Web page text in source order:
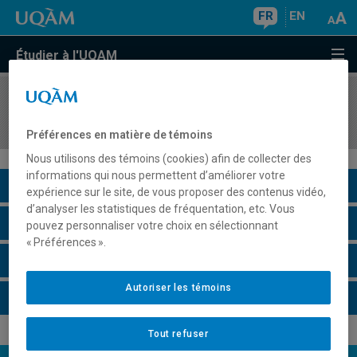
FR EN
Étudier à l'UQAM
COURS//
Description du cours
Horaire - Été 2026
Préférences en matière de témoins
Nous utilisons des témoins (cookies) afin de collecter des
informations qui nous permettent d’améliorer votre
expérience sur le site, de vous proposer des contenus vidéo,
d’analyser les statistiques de fréquentation, etc. Vous
pouvez personnaliser votre choix en sélectionnant
« Préférences ».
Tout refuser
Autoriser les témoins